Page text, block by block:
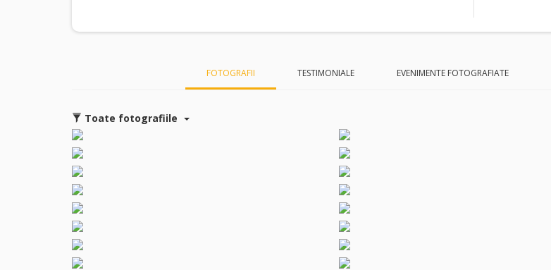
FOTOGRAFII TESTIMONIALE EVENIMENTE FOTOGRAFIATE
Toate fotografiile